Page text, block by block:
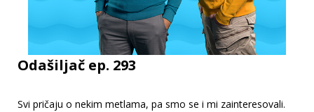
Odašiljač ep. 293
Svi pričaju o nekim metlama, pa smo se i mi zainteresovali.